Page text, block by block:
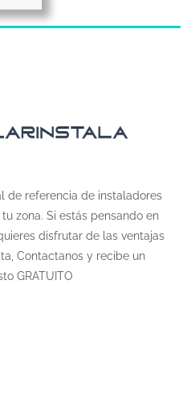
de referencia de instaladores
zona. Si estás pensando en
disfrutar de las ventajas
Contactanos y recibe un
GRATUITO